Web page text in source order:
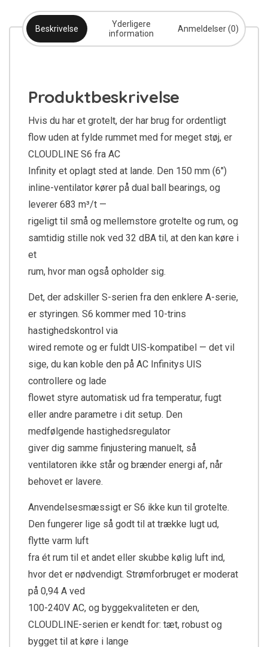
Beskrivelse
Yderligere
information
Anmeldelser (0)
Produktbeskrivelse
Hvis du har et grotelt, der har brug for ordentligt
flow uden at fylde rummet med for meget støj, er
CLOUDLINE S6 fra AC
Infinity et oplagt sted at lande. Den 150 mm (6″)
inline-ventilator kører på dual ball bearings, og
leverer 683 m³/t —
rigeligt til små og mellemstore grotelte og rum, og
samtidig stille nok ved 32 dBA til, at den kan køre i
et
rum, hvor man også opholder sig.
Det, der adskiller S-serien fra den enklere A-serie,
er styringen. S6 kommer med 10-trins
hastighedskontrol via
wired remote og er fuldt UIS-kompatibel — det vil
sige, du kan koble den på AC Infinitys UIS
controllere og lade
flowet styre automatisk ud fra temperatur, fugt
eller andre parametre i dit setup. Den
medfølgende hastighedsregulator
giver dig samme finjustering manuelt, så
ventilatoren ikke står og brænder energi af, når
behovet er lavere.
Anvendelsesmæssigt er S6 ikke kun til grotelte.
Den fungerer lige så godt til at trække lugt ud,
flytte varm luft
fra ét rum til et andet eller skubbe kølig luft ind,
hvor det er nødvendigt. Strømforbruget er moderat
på 0,94 A ved
100-240V AC, og byggekvaliteten er den,
CLOUDLINE-serien er kendt for: tæt, robust og
bygget til at køre i lange